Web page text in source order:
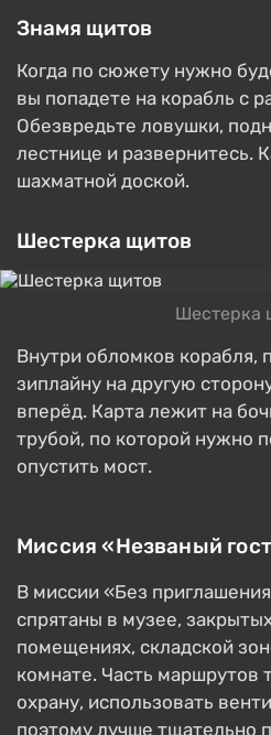
Знамя щитов
Когда по сюжету нужно
вы попадете на корабль с
Обезвредьте ловушки,
лестнице и развернитесь.
шахматной доской.
Шестерка щитов
Шестерка
Внутри обломков корабля,
зиплайну на другую
вперёд. Карта лежит на
трубой, по которой нужно
опустить мост.
Миссия «Незваный
В миссии «Без
спрятаны в музее,
помещениях, складской
комнате. Часть маршрутов
охрану, использовать
поэтому лучше тщательно